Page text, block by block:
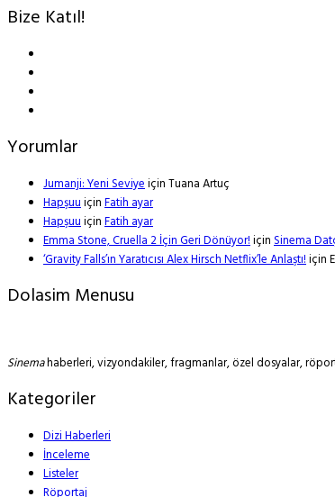
Bize Katıl!
Yorumlar
Jumanji: Yeni SeviyeiçinTuana Artuç
HapşuuiçinFatih ayar
HapşuuiçinFatih ayar
Emma Stone, Cruella 2 İçin Geri Dönüyor!içinSinema
‘Gravity Falls’ın Yaratıcısı Alex Hirsch Netflix’le Anlaştı!için
Dolasim Menusu
Sinemahaberleri, vizyondakiler, fragmanlar, özel dosyalar,
Kategoriler
Dizi Haberleri
İnceleme
Listeler
Röportaj